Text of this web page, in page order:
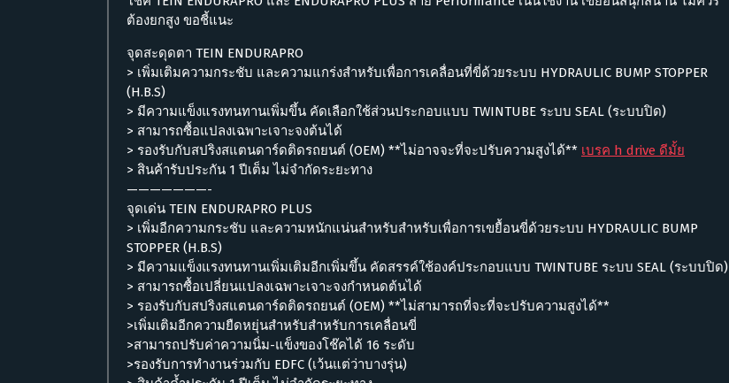
ต้องยกสูง ขอชี้แนะ
จุดสะดุดตา TEIN ENDURAPRO
> เพิ่มเติมความกระชับ และความแกร่งสำหรับเพื่อการเคลื่อนที่ขี่ด้วยระบบ HYDRAULIC BUMP STOPPER
(H.B.S)
> มีความแข็งแรงทนทานเพิ่มขึ้น คัดเลือกใช้ส่วนประกอบแบบ TWINTUBE ระบบ SEAL (ระบบปิด)
> สามารถซื้อแปลงเฉพาะเจาะจงต้นได้
> รองรับกับสปริงสแตนดาร์ดติดรถยนต์ (OEM) **ไม่อาจจะที่จะปรับความสูงได้** เบรค h drive ดีมั้ย
> สินค้ารับประกัน 1 ปีเต็ม ไม่จำกัดระยะทาง
———————-
จุดเด่น TEIN ENDURAPRO PLUS
> เพิ่มอีกความกระชับ และความหนักแน่นสำหรับสำหรับเพื่อการเขยื้อนขี่ด้วยระบบ HYDRAULIC BUMP
STOPPER (H.B.S)
> มีความแข็งแรงทนทานเพิ่มเติมอีกเพิ่มขึ้น คัดสรรค์ใช้องค์ประกอบแบบ TWINTUBE ระบบ SEAL (ระบบปิด)
> สามารถซื้อเปลี่ยนแปลงเฉพาะเจาะจงกำหนดต้นได้
> รองรับกับสปริงสแตนดาร์ดติดรถยนต์ (OEM) **ไม่สามารถที่จะที่จะปรับความสูงได้**
>เพิ่มเติมอีกความยืดหยุ่นสำหรับสำหรับการเคลื่อนขี่
>สามารถปรับค่าความนิ่ม-แข็งของโช๊คได้ 16 ระดับ
>รองรับการทำงานร่วมกับ EDFC (เว้นแต่ว่าบางรุ่น)